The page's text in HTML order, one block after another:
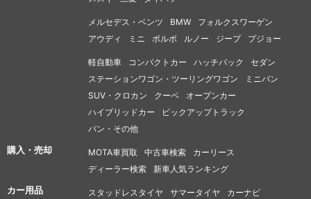
メルセデス・ベンツ BMW
フォルクスワーゲン
アウディ
ミニ ボルボ ルノー ジープ プジョー
軽自動車 コンパクトカー ハッチバック
セダン
ステーションワゴン・ツーリングワゴン
ミニバン
SUV・クロカン
クーペ
オープンカー
ハイブリッドカー
ピックアップトラック
バン・その他
購入・売却 MOTA車買取 中古車検索
カーリース
ディーラー検索
新車人気ランキング
カー用品 スタッドレスタイヤ サマータイヤ カーナビ